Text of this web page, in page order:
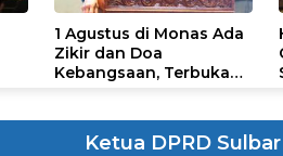
1 Agustus di Monas Ada
Zikir dan Doa
Kebangsaan, Terbuka
Ketua DPRD Sulbar